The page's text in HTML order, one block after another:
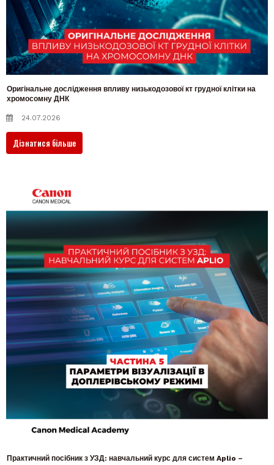
Оригінальне дослідження впливу низькодозової кт грудної клітки на
хромосомну ДНК
24.07.2026
Дізнатися більше
Практичний посібник з УЗД: навчальний курс для систем Aplio –